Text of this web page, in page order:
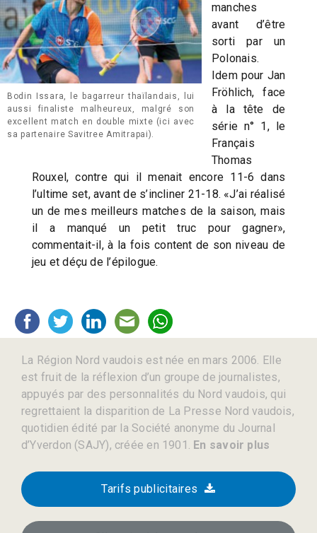
Bodin Issara, le bagarreur thaïlandais, lui
aussi finaliste malheureux, malgré son
excellent match en double mixte (ici avec
sa partenaire Savitree Amitrapai).
manches
avant d’être
sorti par un
Polonais.
Idem pour Jan
Fröhlich, face
à la tête de
série n° 1, le
Français
Thomas
Rouxel, contre qui il menait encore 11-6 dans
l’ultime set, avant de s’incliner 21-18. «J’ai réalisé
un de mes meilleurs matches de la saison, mais
il a manqué un petit truc pour gagner»,
commentait-il, à la fois content de son niveau de
jeu et déçu de l’épilogue.
La Région Nord vaudois est née en mars 2006. Elle
est fruit de la réflexion d’un groupe de journalistes,
appuyés par des personnalités du Nord vaudois, qui
regrettaient la disparition de La Presse Nord vaudois,
quotidien édité par la Société anonyme du Journal
d’Yverdon (SAJY), créée en 1901. En savoir plus
Tarifs publicitaires